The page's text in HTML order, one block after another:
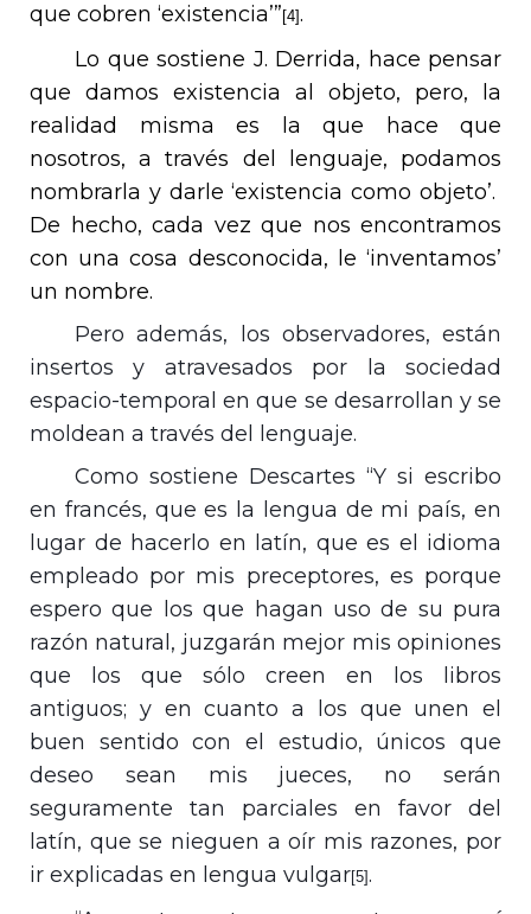
que cobren ‘existencia’” [4].
Lo que sostiene J. Derrida, hace pensar
que damos existencia al objeto, pero, la
realidad misma es la que hace que
nosotros, a través del lenguaje, podamos
nombrarla y darle ‘existencia como objeto’.
De hecho, cada vez que nos encontramos
con una cosa desconocida, le ‘inventamos’
un nombre.
Pero además, los observadores, están
insertos y atravesados por la sociedad
espacio-temporal en que se desarrollan y se
moldean a través del lenguaje.
Como sostiene Descartes “Y si escribo
en francés, que es la lengua de mi país, en
lugar de hacerlo en latín, que es el idioma
empleado por mis preceptores, es porque
espero que los que hagan uso de su pura
razón natural, juzgarán mejor mis opiniones
que los que sólo creen en los libros
antiguos; y en cuanto a los que unen el
buen sentido con el estudio, únicos que
deseo sean mis jueces, no serán
seguramente tan parciales en favor del
latín, que se nieguen a oír mis razones, por
ir explicadas en lengua vulgar[5].